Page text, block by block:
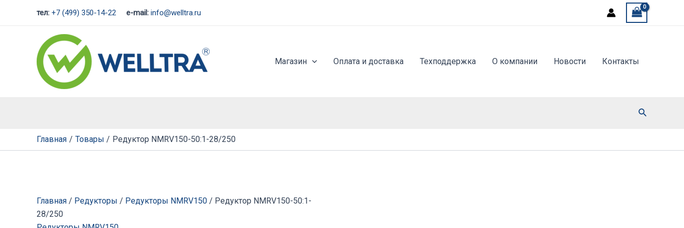
тел: +7 (499) 350-14-22 e-mail: info@welltra.ru
Магазин Оплата и доставка Техподдержка О компании Новости Контакты
Поиск
Главная Товары Редуктор NMRV150-50:1-28/250
Главная / Редукторы / Редукторы NMRV150 / Редуктор NMRV150-50:1-
28/250